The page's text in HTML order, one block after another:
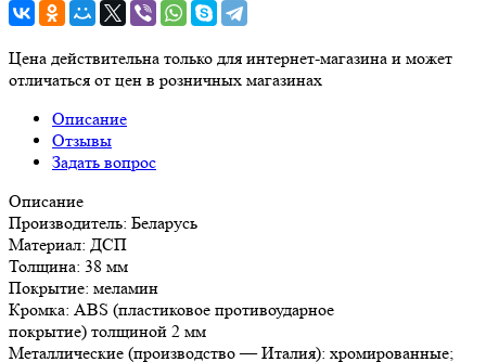
Цена действительна только для интернет-магазина и может
отличаться от цен в розничных магазинах
Описание
Отзывы
Задать вопрос
Описание
Производитель: Беларусь
Материал: ДСП
Толщина: 38 мм
Покрытие: меламин
Кромка: ABS (пластиковое противоударное
покрытие) толщиной 2 мм
Металлические (производство — Италия): хромированные;